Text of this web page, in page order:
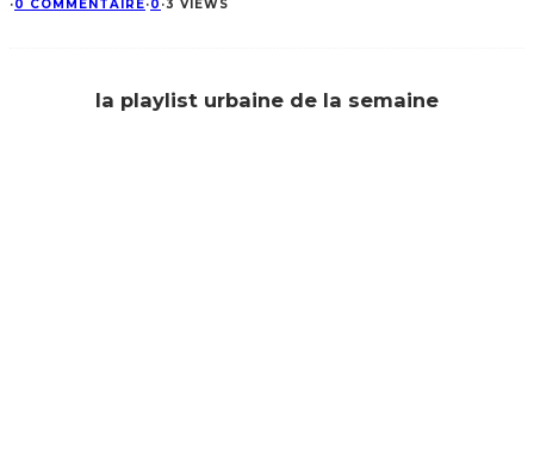
·0 COMMENTAIRE·0 ·3 VIEWS
la playlist urbaine de la semaine